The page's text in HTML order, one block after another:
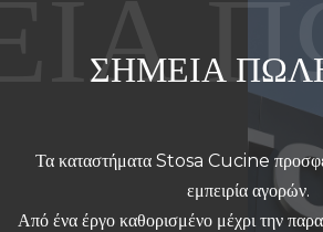
ΣΗΜΕΙΑ
Τα καταστήματα Stosa Cucine
εμπειρία αγορών.
Από ένα έργο καθορισμένο μέχρι την